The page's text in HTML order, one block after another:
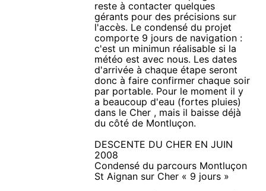
reste à contacter quelques
gérants pour des précisions sur
l'accès. Le condensé du projet
comporte 9 jours de navigation :
c'est un minimun réalisable si la
météo est avec nous. Les dates
d'arrivée à chaque étape seront
donc à faire confirmer chaque soir
par portable. Pour le moment il y
a beaucoup d'eau (fortes pluies)
dans le Cher , mais il baisse déjà
du côté de Montluçon.
DESCENTE DU CHER EN JUIN
2008
Condensé du parcours Montluçon
St Aignan sur Cher « 9 jours »